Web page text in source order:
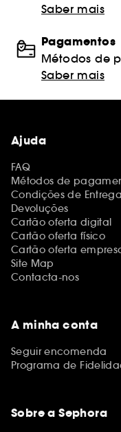
Saber mais
Pagamentos
Métodos de
Saber mais
Ajuda
FAQ
Métodos de
Condições de Entrega
Devoluções
Cartão oferta digital
Cartão oferta físico
Cartão oferta
Site Map
Contacta-nos
A minha conta
Seguir encomenda
Programa de
Sobre a Sephora